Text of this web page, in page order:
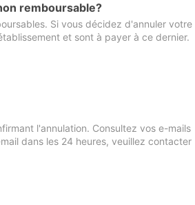
remboursable?
Si vous décidez d'annuler votre
et sont à payer à ce dernier.
l'annulation. Consultez vos e-mails
dans les 24 heures, veuillez contacter